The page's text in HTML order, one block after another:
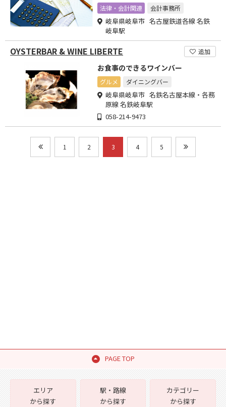
法律・会計関連 会計事務所
岐阜県岐阜市 名古屋鉄道各線 名鉄
岐阜駅
OYSTERBAR & WINE LIBERTE 追加
お食事のできるワインバー
グルメ ダイニングバー
岐阜県岐阜市 名鉄名古屋本線・各務
原線 名鉄岐阜駅
058-214-9473
1 2 3 4 5
PAGE TOP
エリア
から探す
駅・路線
から探す
カテゴリー
から探す